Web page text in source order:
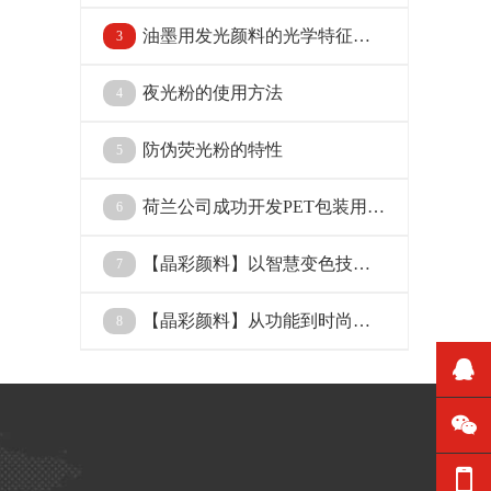
选择技巧
3 油墨用发光颜料的光学特征简
析3
4 夜光粉的使用方法
5 防伪荧光粉的特性
6 荷兰公司成功开发PET包装用白
色颜料
7 【晶彩颜料】以智慧变色技术
重塑奢侈品防伪新标杆
8 【晶彩颜料】从功能到时尚：